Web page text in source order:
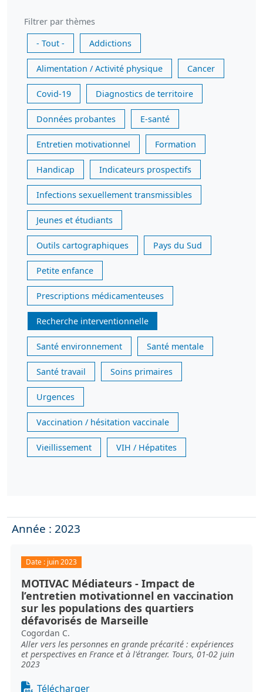
Filtrer par thèmes
- Tout -
Addictions
Alimentation / Activité physique Cancer
Covid-19 Diagnostics de territoire
Données probantes E-santé
Entretien motivationnel Formation
Handicap Indicateurs prospectifs
Infections sexuellement transmissibles
Jeunes et étudiants
Outils cartographiques Pays du Sud
Petite enfance
Prescriptions médicamenteuses
Recherche interventionnelle
Santé environnement Santé mentale
Santé travail Soins primaires
Urgences
Vaccination / hésitation vaccinale
Vieillissement VIH / Hépatites
Année : 2023
Date : juin 2023
MOTIVAC Médiateurs - Impact de
l’entretien motivationnel en vaccination
sur les populations des quartiers
défavorisés de Marseille
Cogordan C.
Aller vers les personnes en grande précarité : expériences
et perspectives en France et à l'étranger. Tours, 01-02 juin
2023
Document
Télécharger